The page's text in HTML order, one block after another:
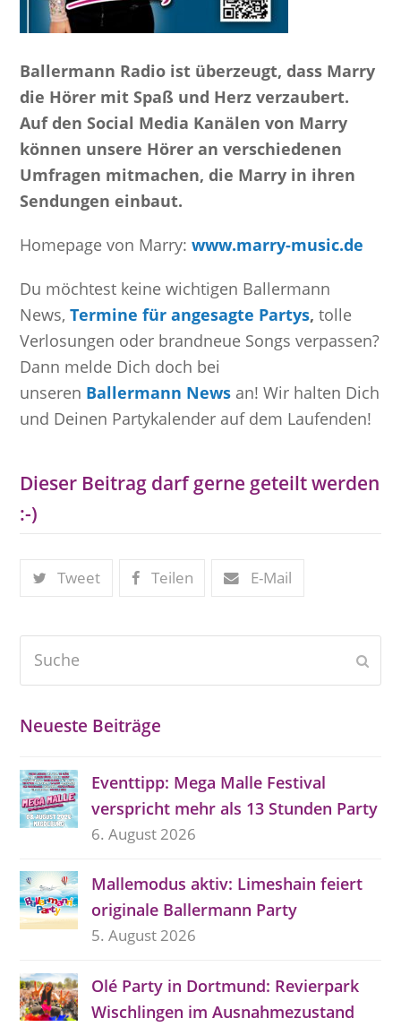
Ballermann Radio ist überzeugt, dass Marry
die Hörer mit Spaß und Herz verzaubert.
Auf den Social Media Kanälen von Marry
können unsere Hörer an verschiedenen
Umfragen mitmachen, die Marry in ihren
Sendungen einbaut.
Homepage von Marry:www.marry-music.de
Du möchtest keine wichtigen Ballermann
News,Termine für angesagte Partys, tolle
Verlosungen oder brandneue Songs verpassen?
Dann melde Dich doch bei
unseren Ballermann News an! Wir halten Dich
und Deinen Partykalender auf dem Laufenden!
Dieser Beitrag darf gerne geteilt werden
:-)
Tweet Teilen E-Mail
Neueste Beiträge
Eventtipp: Mega Malle Festival
verspricht mehr als 13 Stunden Party
6. August 2026
Mallemodus aktiv: Limeshain feiert
originale Ballermann Party
5. August 2026
Olé Party in Dortmund: Revierpark
Wischlingen im Ausnahmezustand